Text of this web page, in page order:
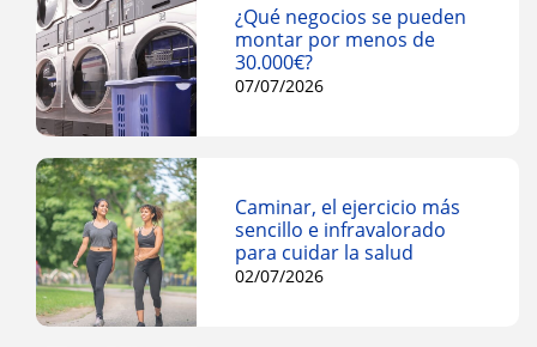
¿Qué negocios se pueden
montar por menos de
30.000€?
07/07/2026
Caminar, el ejercicio más
sencillo e infravalorado
para cuidar la salud
02/07/2026